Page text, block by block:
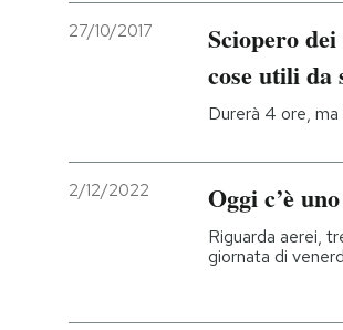
27/10/2017
Sciopero
cose utili da
Durerà 4 ore,
2/12/2022 Oggi c’è
Riguarda aerei,
giornata di